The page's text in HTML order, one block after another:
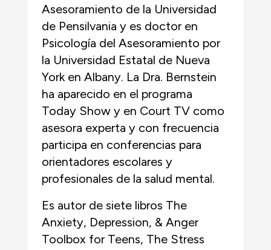
Asesoramiento de la Universidad
de Pensilvania y es doctor en
Psicología del Asesoramiento por
la Universidad Estatal de Nueva
York en Albany. La Dra. Bernstein
ha aparecido en el programa
Today Show y en Court TV como
asesora experta y con frecuencia
participa en conferencias para
orientadores escolares y
profesionales de la salud mental.
Es autor de siete libros The
Anxiety, Depression, & Anger
Toolbox for Teens, The Stress